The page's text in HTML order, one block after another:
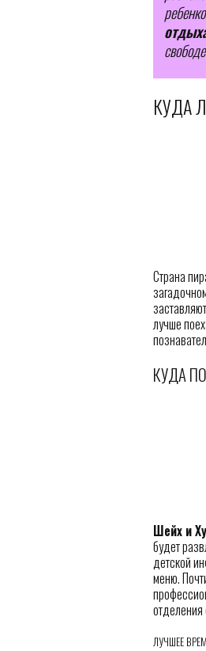
КУДА
Страна
лучше
КУДА
Шейх и
будет
детской
меню.
отделения
ЛУЧШЕЕ